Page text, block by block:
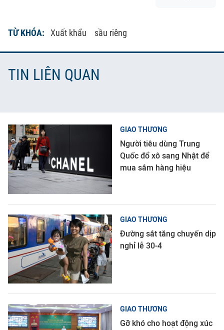
TỪ KHÓA: Xuất khẩu sầu riêng
TIN LIÊN QUAN
GIAO THƯƠNG
Người tiêu dùng Trung
Quốc đổ xô sang Nhật để
mua sắm hàng hiệu
GIAO THƯƠNG
Đường sắt tăng chuyến dịp
nghỉ lễ 30-4
GIAO THƯƠNG
Gỡ khó cho hoạt động xúc